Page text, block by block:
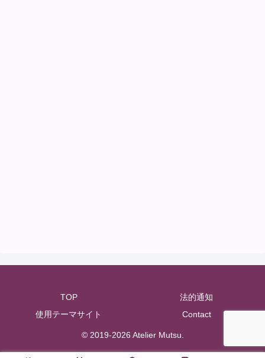
TOP
法的通知
使用テーマサイト
Contact
© 2019-2026 Atelier Mutsu.